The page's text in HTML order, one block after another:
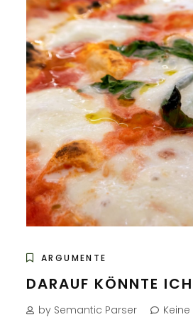
ARGUMENTE
DARAUF KÖNNTE
by Semantic Parser